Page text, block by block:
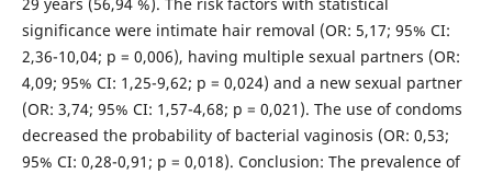
significance were intimate hair removal (OR: 5,17; 95% CI:
2,36-10,04; p = 0,006), having multiple sexual partners (OR:
4,09; 95% CI: 1,25-9,62; p = 0,024) and a new sexual partner
(OR: 3,74; 95% CI: 1,57-4,68; p = 0,021). The use of condoms
decreased the probability of bacterial vaginosis (OR: 0,53;
95% CI: 0,28-0,91; p = 0,018). Conclusion: The prevalence of